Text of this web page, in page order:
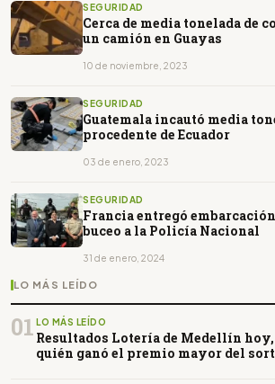
SEGURIDAD
Cerca de media tonelada de
un camión en Guayas
10 de noviembre, 2023
SEGURIDAD
Guatemala incautó media
procedente de Ecuador
03 de enero, 2023
SEGURIDAD
Francia entregó
buceo a la Policía Nacional
31 de enero, 2024
LO MÁS LEÍDO
01 LO MÁS LEÍDO
Resultados Lotería de Medellín hoy,
quién ganó el premio mayor del